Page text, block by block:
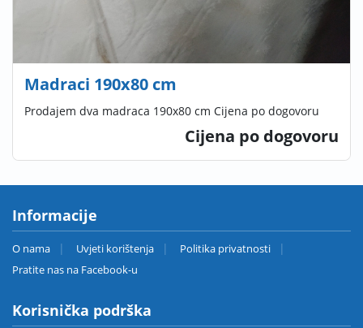
Madraci 190x80 cm
Prodajem dva madraca 190x80 cm Cijena po dogovoru
Cijena po dogovoru
Informacije
O nama Uvjeti korištenja
Politika privatnosti
Pratite nas na Facebook-u
Korisnička podrška